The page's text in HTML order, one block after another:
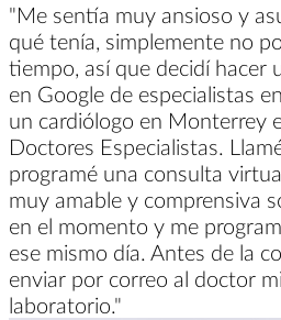
"Me sentía muy ansioso y
qué tenía, simplemente no
tiempo, así que decidí hacer
en Google de especialistas
un cardiólogo en Monterrey
Doctores Especialistas.
programé una consulta
muy amable y comprensiva
en el momento y me
ese mismo día. Antes de la
enviar por correo al doctor
laboratorio."